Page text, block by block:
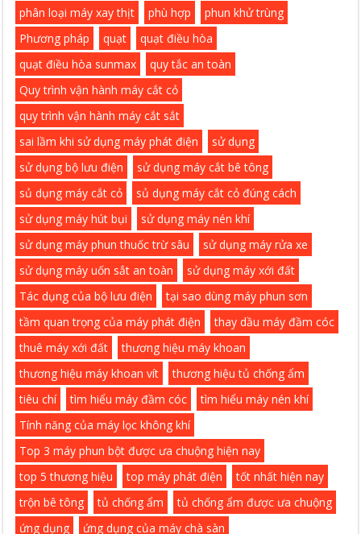
phân loại máy xay thịt
phù hợp
phun khử trùng
Phương pháp
quạt
quạt điều hòa
quạt điều hòa sunmax
quy tắc an toàn
Quy trình vận hành máy cắt cỏ
quy trình vận hành máy cắt sắt
sai lầm khi sử dụng máy phát điện
sử dụng
sử dụng bộ lưu điện
sử dụng máy cắt bê tông
sủ dụng máy cắt cỏ
sủ dụng máy cắt cỏ đúng cách
sử dụng máy hút bụi
sử dụng máy nén khí
sử dụng máy phun thuốc trừ sâu
sử dụng máy rửa xe
sử dụng máy uốn sắt an toàn
sử dụng máy xới đất
Tác dụng của bộ lưu điện
tại sao dùng máy phun sơn
tầm quan trọng của máy phát điện
thay dầu máy đầm cóc
thuê máy xới đất
thương hiệu máy khoan
thương hiệu máy khoan vít
thương hiệu tủ chống ẩm
tiêu chí
tìm hiểu máy đầm cóc
tìm hiểu máy nén khí
Tính năng của máy lọc không khí
Top 3 máy phun bột được ưa chuộng hiện nay
top 5 thương hiệu
top máy phát điện
tốt nhất hiện nay
trộn bê tông
tủ chống ẩm
tủ chống ẩm được ưa chuộng
ứng dụng
ứng dụng của máy chà sàn